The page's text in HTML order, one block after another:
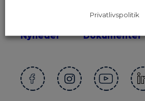
Nyheder
Presse
Dokumenter
Privatlivspolitik